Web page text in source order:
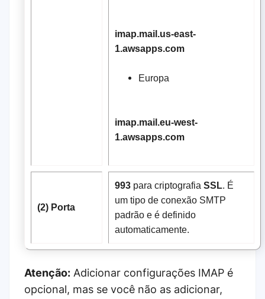
imap.mail.us-east-
1.awsapps.com
Europa
imap.mail.eu-west-
1.awsapps.com
(2) Porta
993 para criptografia SSL. É
um tipo de conexão SMTP
padrão e é definido
automaticamente.
Atenção: Adicionar configurações IMAP é
opcional, mas se você não as adicionar,